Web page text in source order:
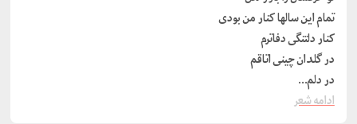
تمام این سالها کنار من بودی
کنار دلتنگی دفاترم
در گلدان چینی اتاقم
در دلم…
ادامه شعر